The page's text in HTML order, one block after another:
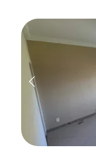
1 Bairro
VALOR
ÁREA MÍNIMA
QUARTOS